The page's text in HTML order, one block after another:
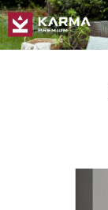
Prejsť
na
obsah